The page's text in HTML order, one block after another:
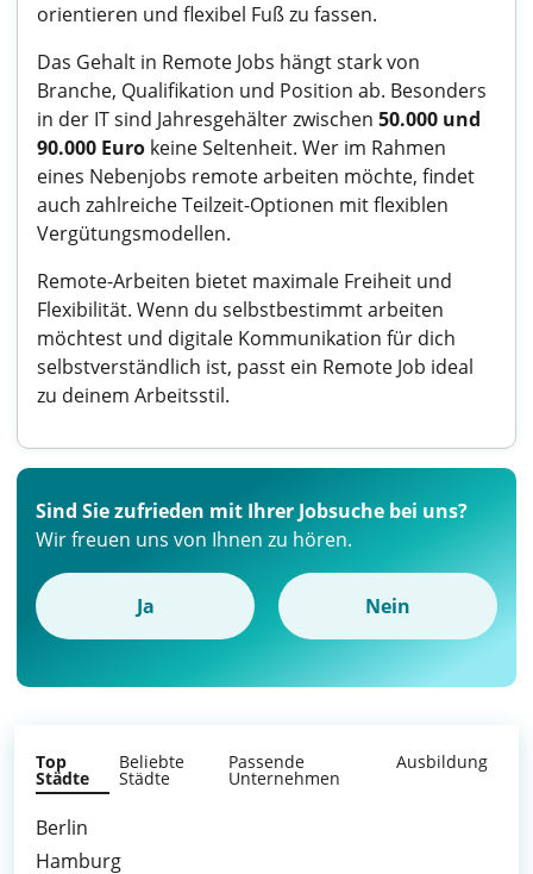
orientieren und flexibel Fuß zu fassen.
Das Gehalt in Remote Jobs hängt stark von
Branche, Qualifikation und Position ab. Besonders
in der ITsind Jahresgehälter zwischen 50.000 und
90.000 Euro keine Seltenheit. Wer im Rahmen
eines Nebenjobs remote arbeiten möchte, findet
auch zahlreiche Teilzeit-Optionen mit flexiblen
Vergütungsmodellen.
Remote-Arbeiten bietet maximale Freiheit und
Flexibilität. Wenn du selbstbestimmt arbeiten
möchtest und digitale Kommunikation für dich
selbstverständlich ist, passt ein Remote Job ideal
zu deinem Arbeitsstil.
Sind Sie zufrieden mit Ihrer Jobsuche bei uns?
Wir freuen uns von Ihnen zu hören.
Ja Nein
Top
Städte
Beliebte
Städte
Passende
Unternehmen
Ausbildung
Berlin
Hamburg